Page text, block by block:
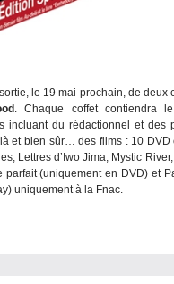
le 19 mai prochain, de deux
. Chaque coffet contiendra
du rédactionnel et des
et bien sûr… des films : 10 DVD
Lettres d’Iwo Jima, Mystic
(uniquement en DVD) et
uniquement à la Fnac.